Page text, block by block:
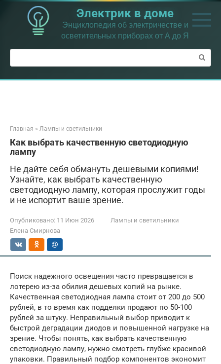
Перейти
контенту
Электрик в доме
Энциклопедия об электричестве и
осветительных приборах от А до Я
Поиск:
Главная » Лампы и светильники
Как выбрать качественную светодиодную
лампу
Не дайте себя обмануть дешевыми копиями!
Узнайте, как выбрать качественную
светодиодную лампу, которая прослужит годы
и не испортит ваше зрение.
Опубликовано: 11 Июн 2026
Лампы и светильники
Елена Смирнова
Поиск надежного освещения часто превращается в
лотерею из-за обилия дешевых копий на рынке.
Качественная светодиодная лампа стоит от 200 до 500
рублей, в то время как подделки продают по 50-100
рублей за штуку. Неправильный выбор приводит к
быстрой деградации диодов и повышенной нагрузке на
зрение. Чтобы понять, как выбрать качественную
светодиодную лампу, нужно смотреть глубже красивой
упаковки. Правильный подбор компонентов экономит